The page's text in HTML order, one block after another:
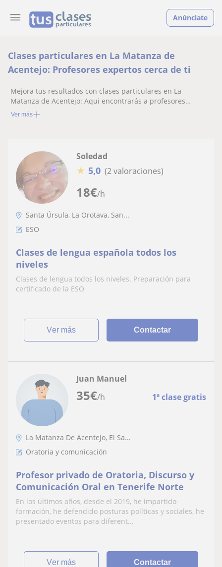
Anúnciate
Clases particulares en La Matanza de
Acentejo: Profesores expertos cerca de ti
Mejora tus resultados con clases particulares en La
Matanza de Acentejo: Aqui encontrarás a profesores
especializados listos para ayudarte.
Ver más
18€/h
Soledad
★ 5,0 (2 valoraciones)
Santa Úrsula, La Orotava, San...
ESO
Clases de lengua española todos los
niveles
Clases de lengua todos los niveles. Preparación para
certificado de la ESO
ver más Contactar
35€/h 1ª clase gratis
Juan Manuel
La Matanza De Acentejo, El Sa...
Oratoria y comunicación
Profesor privado de Oratoria, Discurso y
Comunicación Oral en Tenerife Norte
En los últimos años, desde el 2019, he impartido
formación, he defendido posturas políticas y sociales, he
presentado eventos para diferent...
ver más Contactar